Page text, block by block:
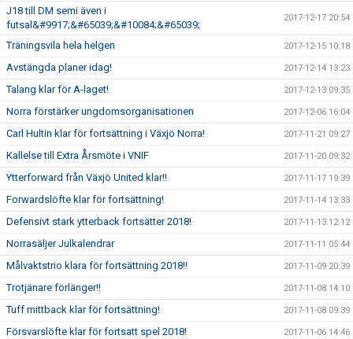
J18 till DM semi även i
futsal&#9917;&#65039;&#10084;&#65039;
2017-12-17 20:54
Träningsvila hela helgen 2017-12-15 10:18
Avstängda planer idag! 2017-12-14 13:23
Talang klar för A-laget! 2017-12-13 09:35
Norra förstärker ungdomsorganisationen 2017-12-06 16:04
Carl Hultin klar för fortsättning i Växjö Norra! 2017-11-21 09:27
Kallelse till Extra Årsmöte i VNIF 2017-11-20 09:32
Ytterforward från Växjö United klar!! 2017-11-17 19:39
Forwardslöfte klar för fortsättning! 2017-11-14 13:33
Defensivt stark ytterback fortsätter 2018! 2017-11-13 12:12
Norrasäljer Julkalendrar 2017-11-11 05:44
Målvaktstrio klara för fortsättning 2018!! 2017-11-09 20:39
Trotjänare förlänger!! 2017-11-08 14:10
Tuff mittback klar för fortsättning! 2017-11-08 09:39
Försvarslöfte klar för fortsatt spel 2018! 2017-11-06 14:46